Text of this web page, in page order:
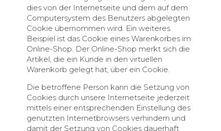
dies von der Internetseite und dem auf dem
Computersystem des Benutzers abgelegten
Cookie übernommen wird. Ein weiteres
Beispiel ist das Cookie eines Warenkorbes im
Online-Shop. Der Online-Shop merkt sich die
Artikel, die ein Kunde in den virtuellen
Warenkorb gelegt hat, über ein Cookie.
Die betroffene Person kann die Setzung von
Cookies durch unsere Internetseite jederzeit
mittels einer entsprechenden Einstellung des
genutzten Internetbrowsers verhindern und
damit der Setzung von Cookies dauerhaft